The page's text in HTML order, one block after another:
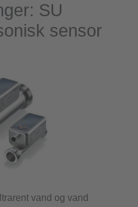
SU
sensor
vand og vand